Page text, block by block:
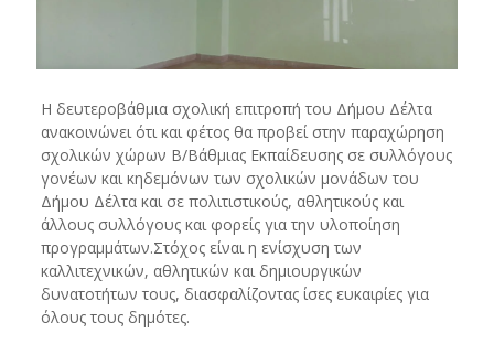
Η δευτεροβάθμια σχολική επιτροπή του Δήμου Δέλτα
ανακοινώνει ότι και φέτος θα προβεί στην παραχώρηση
σχολικών χώρων Β/Βάθμιας Εκπαίδευσης σε συλλόγους
γονέων και κηδεμόνων των σχολικών μονάδων του
Δήμου Δέλτα και σε πολιτιστικούς, αθλητικούς και
άλλους συλλόγους και φορείς για την υλοποίηση
προγραμμάτων.Στόχος είναι η ενίσχυση των
καλλιτεχνικών, αθλητικών και δημιουργικών
δυνατοτήτων τους, διασφαλίζοντας ίσες ευκαιρίες για
όλους τους δημότες.